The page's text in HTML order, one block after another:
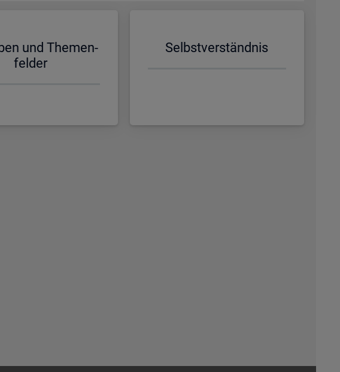
und The­men­
fel­der
Selbst­ver­ständ­nis